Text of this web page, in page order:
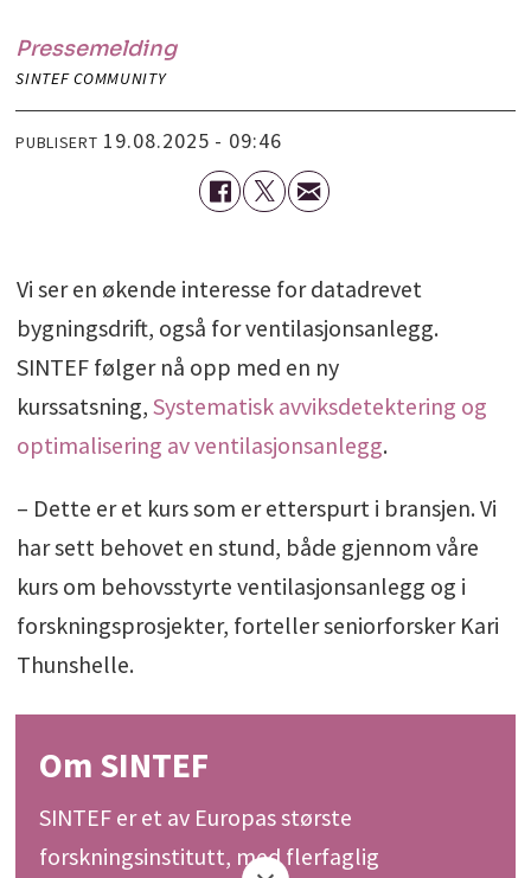
Pressemelding
SINTEF COMMUNITY
PUBLISERT 19.08.2025 - 09:46
Vi ser en økende interesse for datadrevet
bygningsdrift, også for ventilasjonsanlegg.
SINTEF følger nå opp med en ny
kurssatsning, Systematisk avviksdetektering og
optimalisering av ventilasjonsanlegg.
– Dette er et kurs som er etterspurt i bransjen. Vi
har sett behovet en stund, både gjennom våre
kurs om behovsstyrte ventilasjonsanlegg og i
forskningsprosjekter, forteller seniorforsker Kari
Thunshelle.
Om SINTEF
SINTEF er et av Europas største
forskningsinstitutt, med flerfaglig